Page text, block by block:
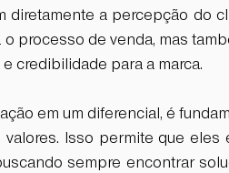
diretamente a percepção do
processo de venda, mas
credibilidade para a marca.
em um diferencial, é
Isso permite que
sempre encontrar